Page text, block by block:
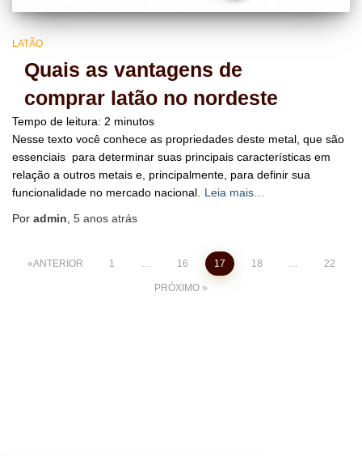
LATÃO
Quais as vantagens de
comprar latão no nordeste
Tempo de leitura: 2 minutos
Nesse texto você conhece as propriedades deste metal, que são
essenciais para determinar suas principais características em
relação a outros metais e, principalmente, para definir sua
funcionalidade no mercado nacional.
Leia mais…
Por admin 5 anos atrás
Navegação por posts
ANTERIOR 1 … 16 17 18 … 22
PRÓXIMO